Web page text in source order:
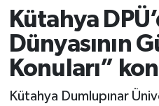
Kütahya
Dünyasının
Konuları”
Kütahya Dumlupınar
Bölge
Çavdarhisar
Son Dakika Haberleri
Haber Arşivi